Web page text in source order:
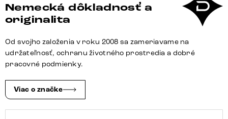
Flex
mikrovlákno
taupe
vintage
jedálenská
plochá
čierna
Nemecká dôkladnosť a
originalita
Od svojho založenia v roku 2008 sa zameriavame na
udržateľnosť, ochranu životného prostredia a dobré
pracovné podmienky.
Viac o značke